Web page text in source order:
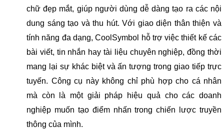
chữ đẹp mắt, giúp người dùng dễ dàng tạo ra các nội
dung sáng tạo và thu hút. Với giao diện thân thiện và
tính năng đa dạng, CoolSymbol hỗ trợ việc thiết kế các
bài viết, tin nhắn hay tài liệu chuyên nghiệp, đồng thời
mang lại sự khác biệt và ấn tượng trong giao tiếp trực
tuyến. Công cụ này không chỉ phù hợp cho cá nhân
mà còn là một giải pháp hiệu quả cho các doanh
nghiệp muốn tạo điểm nhấn trong chiến lược truyền
thông của mình.